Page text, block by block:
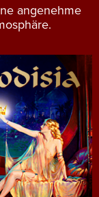
angenehme